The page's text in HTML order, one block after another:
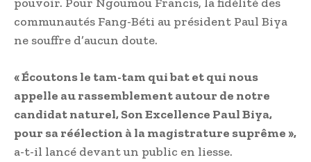
communautés Fang-Béti au président Paul Biya
ne souffre d’aucun doute.
« Écoutons le tam-tam qui bat et qui nous
appelle au rassemblement autour de notre
candidat naturel, Son Excellence Paul Biya,
pour sa réélection à la magistrature suprême »,
a-t-il lancé devant un public en liesse.